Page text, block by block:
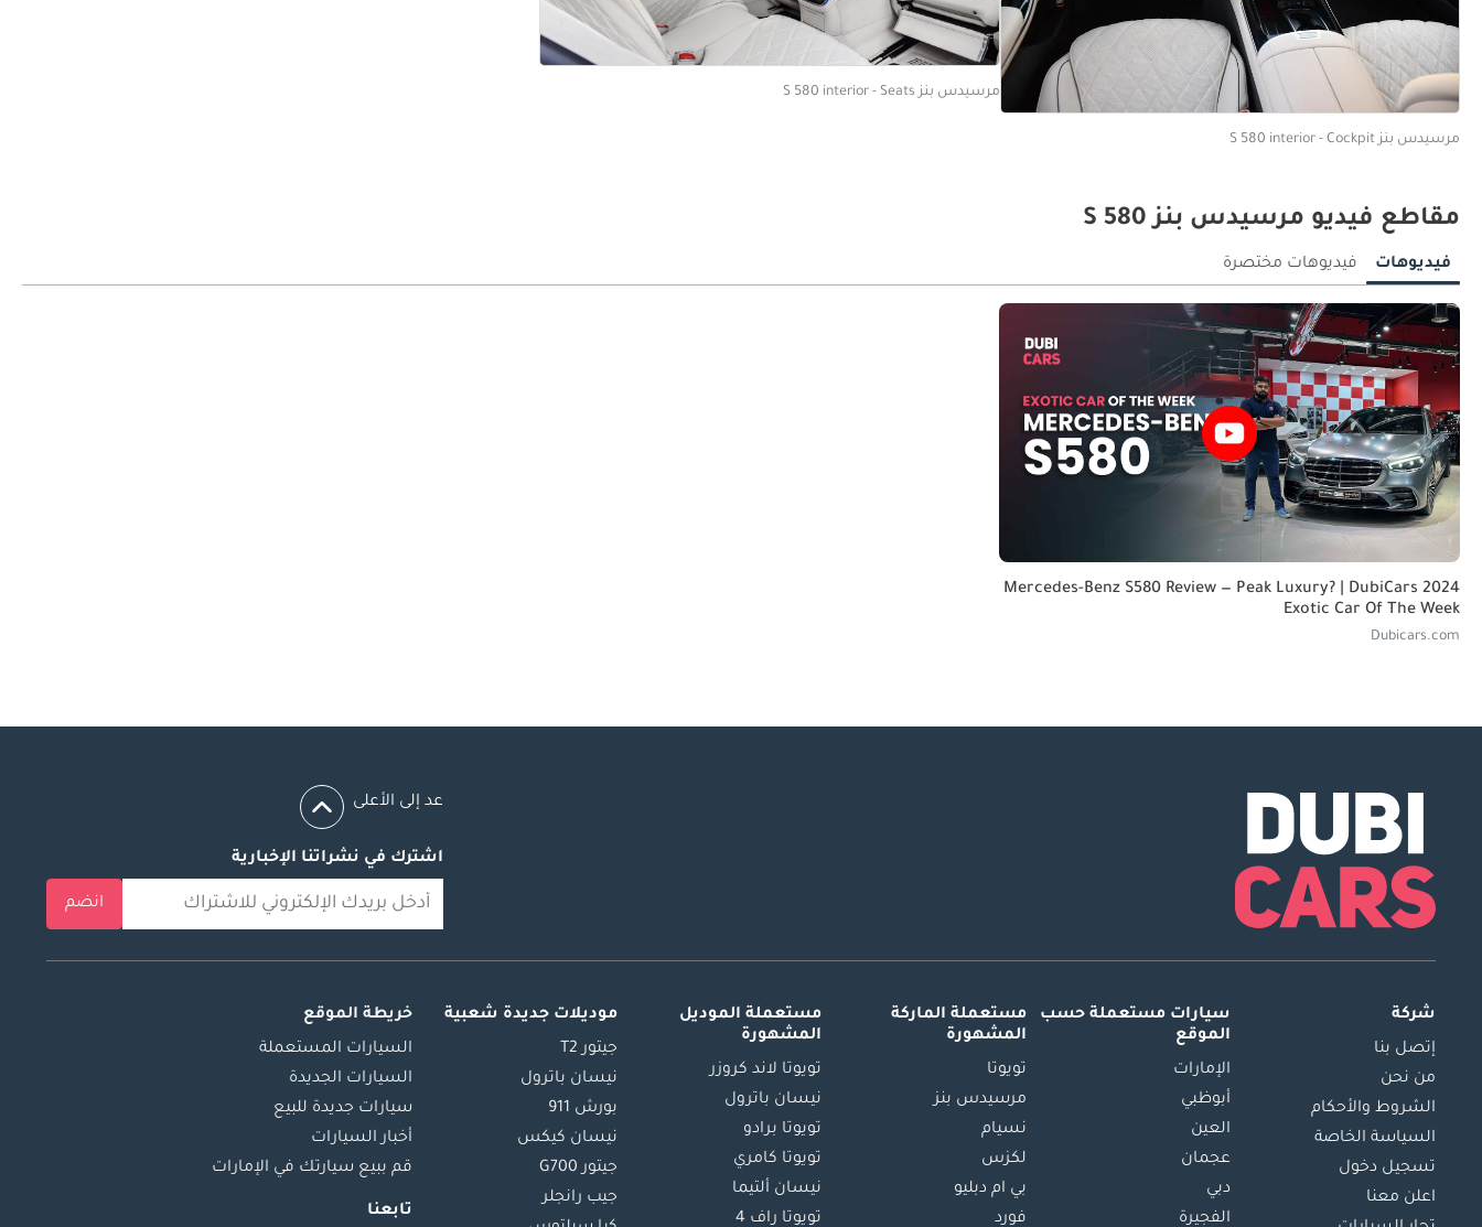
مرسيدس بنز S 580 interior - Cockpit
مرسيدس بنز S 580 interior - Seats
مقاطع فيديو مرسيدس بنز S 580
فيديوهات فيديوهات مختصرة
2024 Mercedes-Benz S580 Review — Peak Luxury? | DubiCars
Exotic Car Of The Week
Dubicars.com
عد إلى الأعلى
اشترك في نشراتنا الإخبارية
انضم
شركة
إتصل بنا
من نحن
الشروط والأحكام
السياسة الخاصة
تسجيل دخول
اعلن معنا
سيارات مستعملة حسب
الموقع
الإمارات
أبوظبي
العين
عجمان
دبي
الفجيرة
مستعملة الماركة
المشهورة
تويوتا
مرسيدس بنز
نسيام
لكزس
بي ام دبليو
فورد
مستعملة الموديل
المشهورة
تويوتا لاند كروزر
نيسان باترول
تويوتا برادو
تويوتا كامري
نيسان ألتيما
تويوتا راف 4
موديلات جديدة شعبية
جيتور T2
نيسان باترول
بورش 911
نيسان كيكس
جيتور G700
جيب رانجلر
خريطة الموقع
السيارات المستعملة
السيارات الجديدة
سيارات جديدة للبيع
أخبار السيارات
قم ببيع سيارتك في الإمارات
تابعنا